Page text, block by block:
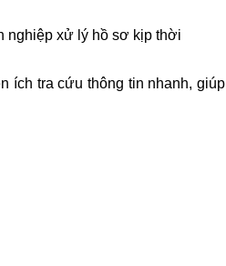
nghiệp xử lý hồ sơ kịp thời
ích tra cứu thông tin nhanh, giúp